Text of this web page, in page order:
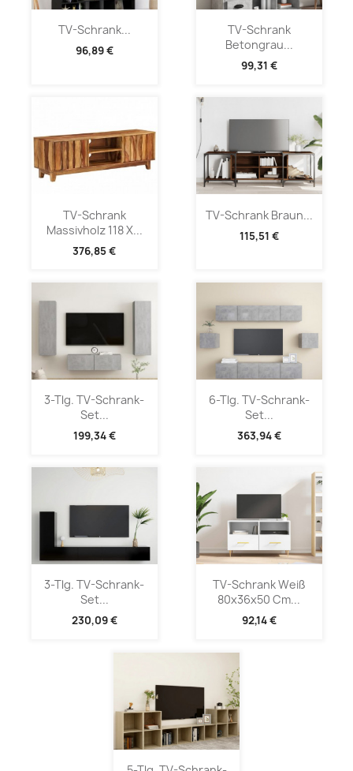
TV-Schrank...
96,89 €
TV-Schrank
Betongrau...
99,31 €
TV-Schrank
Massivholz 118 X...
376,85 €
TV-Schrank Braun...
115,51 €
3-Tlg. TV-Schrank-
Set...
199,34 €
6-Tlg. TV-Schrank-
Set...
363,94 €
3-Tlg. TV-Schrank-
Set...
230,09 €
TV-Schrank Weiß
80x36x50 Cm...
92,14 €